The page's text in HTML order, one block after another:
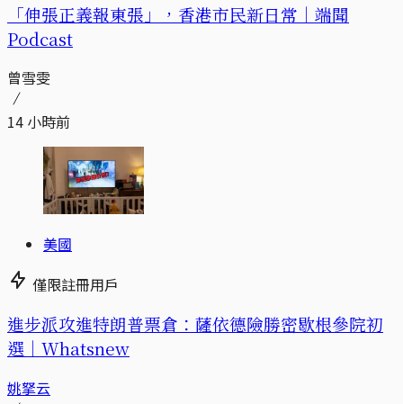
「伸張正義報東張」，香港市民新日常｜端聞
Podcast
曾雪雯
14 小時前
美國
僅限註冊用戶
進步派攻進特朗普票倉：薩依德險勝密歇根參院初
選｜Whatsnew
姚拏云